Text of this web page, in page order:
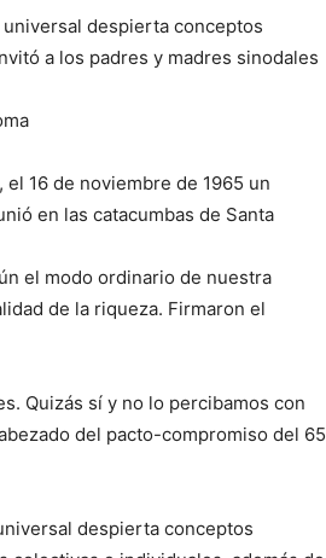
despierta conceptos
a los padres y madres sinodales
16 de noviembre de 1965 un
en las catacumbas de Santa
el modo ordinario de nuestra
de la riqueza. Firmaron el
Quizás sí y no lo percibamos con
del pacto-compromiso del 65
despierta conceptos